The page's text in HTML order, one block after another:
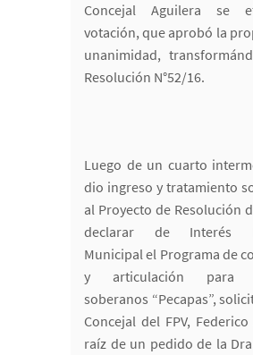
Concejal Aguilera se
votación, que aprobó la
unanimidad,
Resolución N°52/16.
Luego de un cuarto
dio ingreso y tratamiento
al Proyecto de Resolución
declarar de Interés
Municipal el Programa de
y articulación para
soberanos “Pecapas”,
Concejal del FPV,
raíz de un pedido de la